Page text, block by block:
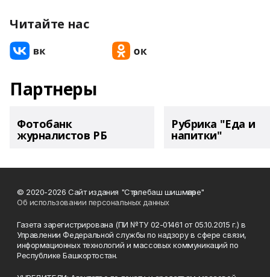
Читайте нас
Партнеры
Фотобанк
журналистов РБ
Рубрика "Еда и
напитки"
© 2020-2026 Сайт издания "Стәрлебаш шишмәләре"
Об использовании персональных данных
Газета зарегистрирована (ПИ №ТУ 02-01461 от 05.10.2015 г.) в
Управлении Федеральной службы по надзору в сфере связи,
информационных технологий и массовых коммуникаций по
Республике Башкортостан.